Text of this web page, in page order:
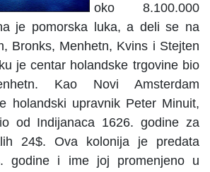
oko 8.100.000
je pomorska luka, a deli se na
Bronks, Menhetn, Kvins i Stejten
je centar holandske trgovine bio
Kao Novi Amsterdam
holandski upravnik Peter Minuit,
od Indijanaca 1626. godine za
24$. Ova kolonija je predata
godine i ime joj promenjeno u